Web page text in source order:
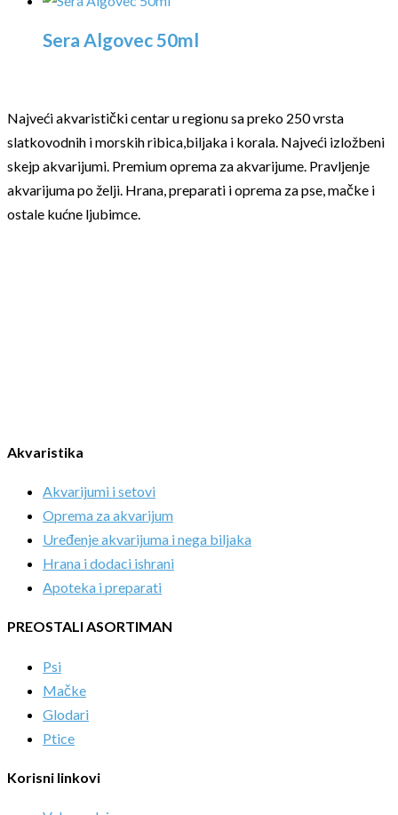
Sera Algovec 50ml
Najveći akvaristički centar u regionu sa preko 250 vrsta
slatkovodnih i morskih ribica,biljaka i korala. Najveći izložbeni
skejp akvarijumi. Premium oprema za akvarijume. Pravljenje
akvarijuma po želji. Hrana, preparati i oprema za pse, mačke i
ostale kućne ljubimce.
Akvaristika
Akvarijumi i setovi
Oprema za akvarijum
Uređenje akvarijuma i nega biljaka
Hrana i dodaci ishrani
Apoteka i preparati
PREOSTALI ASORTIMAN
Psi
Mačke
Glodari
Ptice
Korisni linkovi